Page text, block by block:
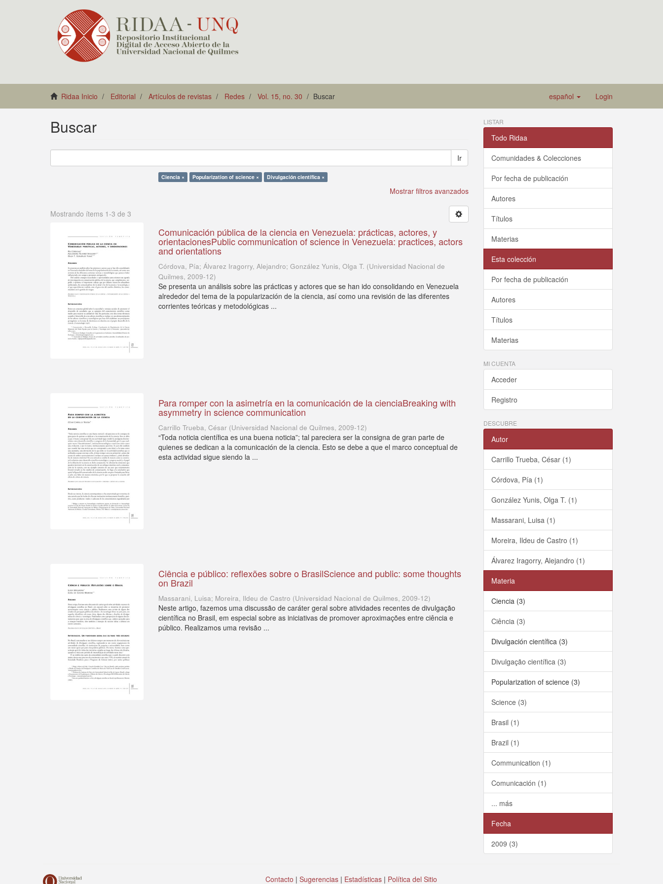
Ridaa Inicio Editorial Artículos de revistas Redes Vol. 15, no. 30 Buscar español Login
Buscar
Ir
Ciencia × Popularization of science × Divulgación científica ×
Mostrar filtros avanzados
Mostrando ítems 1-3 de 3
Comunicación pública de la ciencia en Venezuela: prácticas, actores, y
orientacionesPublic communication of science in Venezuela: practices, actors
and orientations
Córdova, Pía; Álvarez Iragorry, Alejandro; González Yunis, Olga T. (Universidad Nacional de
Quilmes,2009-12)
Se presenta un análisis sobre las prácticas y actores que se han ido consolidando en Venezuela
alrededor del tema de la popularización de la ciencia, así como una revisión de las diferentes
corrientes teóricas y metodológicas ...
Para romper con la asimetría en la comunicación de la cienciaBreaking with
asymmetry in science communication
Carrillo Trueba, César (Universidad Nacional de Quilmes,2009-12)
“Toda noticia científica es una buena noticia”; tal pareciera ser la consigna de gran parte de
quienes se dedican a la comunicación de la ciencia. Esto se debe a que el marco conceptual de
esta actividad sigue siendo la ...
Ciência e público: reflexões sobre o BrasilScience and public: some thoughts
on Brazil
Massarani, Luisa; Moreira, Ildeu de Castro (Universidad Nacional de Quilmes,2009-12)
Neste artigo, fazemos uma discussão de caráter geral sobre atividades recentes de divulgação
científica no Brasil, em especial sobre as iniciativas de promover aproximações entre ciência e
público. Realizamos uma revisão ...
LISTAR
Todo Ridaa
Comunidades & Colecciones
Por fecha de publicación
Autores
Títulos
Materias
Esta colección
Por fecha de publicación
Autores
Títulos
Materias
MI CUENTA
Acceder
Registro
DESCUBRE
Autor
Carrillo Trueba, César (1)
Córdova, Pía (1)
González Yunis, Olga T. (1)
Massarani, Luisa (1)
Moreira, Ildeu de Castro (1)
Álvarez Iragorry, Alejandro (1)
Materia
Ciencia (3)
Ciência (3)
Divulgación científica (3)
Divulgação científica (3)
Popularization of science (3)
Science (3)
Brasil (1)
Brazil (1)
Communication (1)
Comunicación (1)
... más
Fecha
2009 (3)
Contacto | Sugerencias| Estadísticas| Política del Sitio